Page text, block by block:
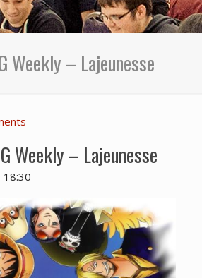
Weekly – Lajeunesse
Weekly – Lajeunesse
18:30